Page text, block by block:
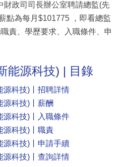
財政司司長辦公室聘請總監(先
點為每月$101775 ，即看總監
責、學歷要求、入職條件、申
能源科技) | 目錄
源科技)丨招聘詳情
源科技)丨薪酬
源科技)丨入職條件
源科技)丨職責
源科技)丨申請手續
源科技)丨查詢詳情